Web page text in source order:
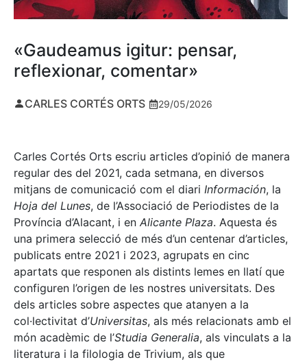
«Gaudeamus igitur: pensar,
reflexionar, comentar»
CARLES CORTÉS ORTS 29/05/2026
Carles Cortés Orts escriu articles d’opinió de manera
regular des del 2021, cada setmana, en diversos
mitjans de comunicació com el diari Información, la
Hoja del Lunes, de l’Associació de Periodistes de la
Província d’Alacant, i en Alicante Plaza. Aquesta és
una primera selecció de més d’un centenar d’articles,
publicats entre 2021 i 2023, agrupats en cinc
apartats que responen als distints lemes en llatí que
configuren l’origen de les nostres universitats. Des
dels articles sobre aspectes que atanyen a la
col·lectivitat d’Universitas, als més relacionats amb el
món acadèmic de l’Studia Generalia, als vinculats a la
literatura i la filologia de Trivium, als que